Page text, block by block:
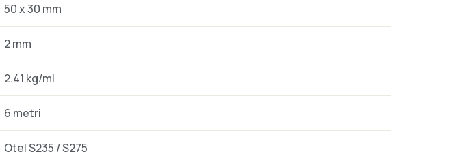
50 x 30 mm
2 mm
2.41 kg/ml
6 metri
Otel S235 / S275